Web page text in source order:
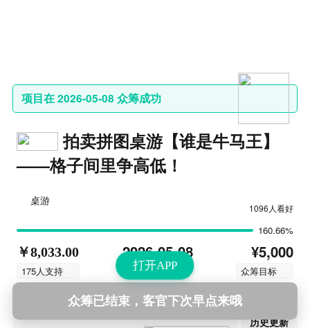
打开APP
项目在 2026-05-08 众筹成功
拍卖拼图桌游【谁是牛马王】
——格子间里争高低！
桌游
1096人看好
160.66%
￥8,033.00
175人支持
2026-05-08
结束时间
¥5,000
众筹目标
第11次更新 2026-06-24 19:00
历史更新
众筹已结束，客官下次早点来哦